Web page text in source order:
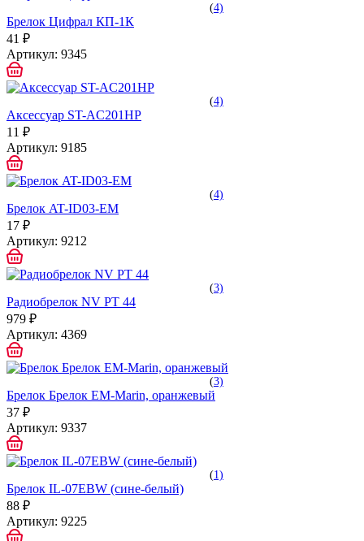
(4)
Брелок Цифрал КП-1К
41 ₽
Артикул: 9345
(4)
Аксессуар ST-AC201HP
11 ₽
Артикул: 9185
(4)
Брелок AT-ID03-EM
17 ₽
Артикул: 9212
(3)
Радиобрелок NV PT 44
979 ₽
Артикул: 4369
(3)
Брелок Брелок EM-Marin, оранжевый
37 ₽
Артикул: 9337
(1)
Брелок IL-07EBW (сине-белый)
88 ₽
Артикул: 9225